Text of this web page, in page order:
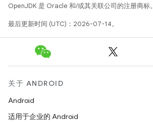
OpenJDK 是 Oracle 和/或其关联公司的注册商标。
最后更新时间 (UTC)：2026-07-14。
关于 ANDROID
Android
适用于企业的 Android